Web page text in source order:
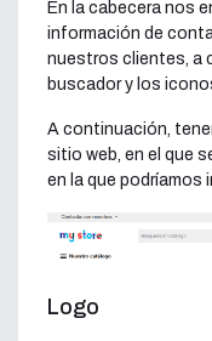
En la cabecera nos
información de
nuestros clientes, a
buscador y los
A continuación,
sitio web, en el que
en la que podríamos
Logo